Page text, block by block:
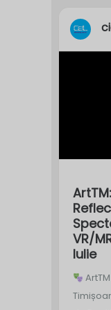
VR/
Iulie